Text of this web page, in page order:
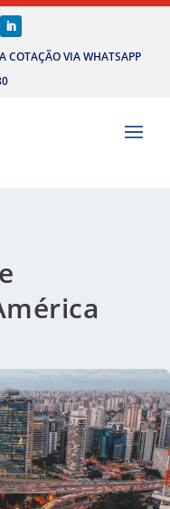
COTAÇÃO VIA WHATSAPP